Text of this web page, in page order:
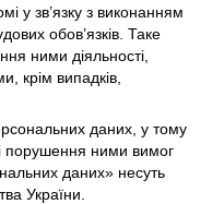
у зв’язку з виконанням
обов’язків. Таке
ними діяльності,
крім випадків,
даних, у тому
порушення ними вимог
даних» несуть
України.